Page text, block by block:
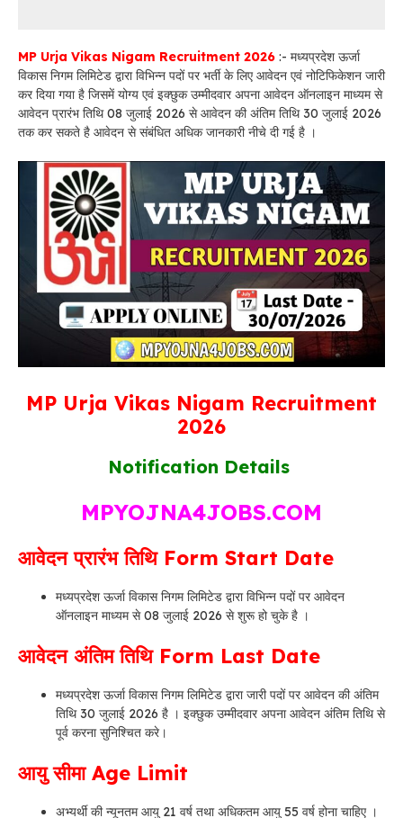
MP Urja Vikas Nigam Recruitment 2026 :- मध्यप्रदेश ऊर्जा
विकास निगम लिमिटेड द्वारा विभिन्न पदों पर भर्ती के लिए आवेदन एवं नोटिफिकेशन जारी
कर दिया गया है जिसमें योग्य एवं इक्छुक उम्मीदवार अपना आवेदन ऑनलाइन माध्यम से
आवेदन प्रारंभ तिथि 08 जुलाई 2026 से आवेदन की अंतिम तिथि 30 जुलाई 2026
तक कर सकते है आवेदन से संबंधित अधिक जानकारी नीचे दी गई है ।
MP Urja Vikas Nigam Recruitment
2026
Notification Details
MPYOJNA4JOBS.COM
आवेदन प्रारंभ तिथि Form Start Date
मध्यप्रदेश ऊर्जा विकास निगम लिमिटेड द्वारा विभिन्न पदों पर आवेदन
ऑनलाइन माध्यम से 08 जुलाई 2026 से शुरू हो चुके है ।
आवेदन अंतिम तिथि Form Last Date
मध्यप्रदेश ऊर्जा विकास निगम लिमिटेड द्वारा जारी पदों पर आवेदन की अंतिम
तिथि 30 जुलाई 2026 है । इक्छुक उम्मीदवार अपना आवेदन अंतिम तिथि से
पूर्व करना सुनिश्चित करे।
आयु सीमा Age Limit
अभ्यर्थी की न्यूनतम आयु 21 वर्ष तथा अधिकतम आयु 55 वर्ष होना चाहिए ।